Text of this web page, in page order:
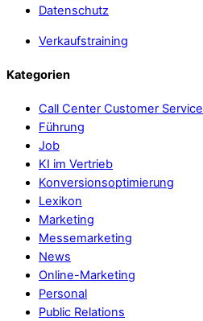
Datenschutz
Verkaufstraining
Kategorien
Call Center Customer Service
Führung
Job
KI im Vertrieb
Konversionsoptimierung
Lexikon
Marketing
Messemarketing
News
Online-Marketing
Personal
Public Relations